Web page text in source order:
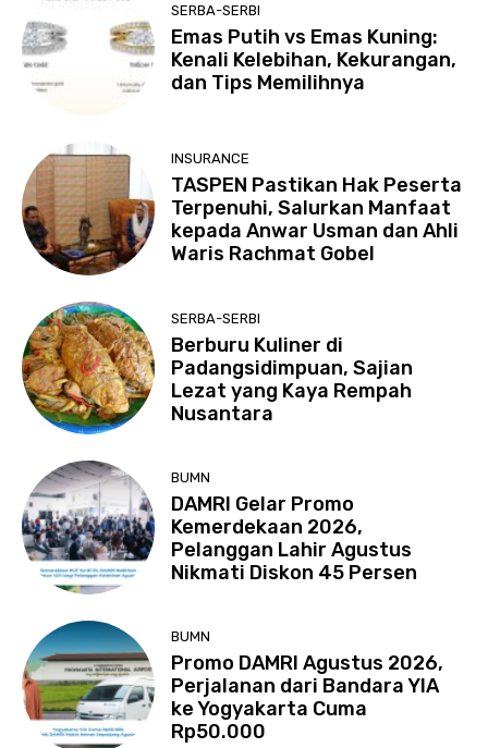
SERBA-SERBI
Emas Putih vs Emas Kuning:
Kenali Kelebihan, Kekurangan,
dan Tips Memilihnya
INSURANCE
TASPEN Pastikan Hak Peserta
Terpenuhi, Salurkan Manfaat
kepada Anwar Usman dan Ahli
Waris Rachmat Gobel
SERBA-SERBI
Berburu Kuliner di
Padangsidimpuan, Sajian
Lezat yang Kaya Rempah
Nusantara
BUMN
DAMRI Gelar Promo
Kemerdekaan 2026,
Pelanggan Lahir Agustus
Nikmati Diskon 45 Persen
BUMN
Promo DAMRI Agustus 2026,
Perjalanan dari Bandara YIA
ke Yogyakarta Cuma
Rp50.000